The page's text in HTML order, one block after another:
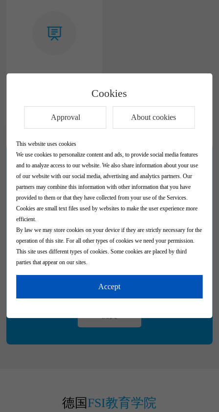
程，最优的教学课件
在线留言
欢迎联系我们。
德国 FSI教育学院
Cookies
Approval About cookies
This website uses cookies
We use cookies to personalize content and ads, to provide social media features
and to analyze access to our website. We also share information about your use
of our website with our social media, advertising and analytics partners. Our
partners may combine this information with other information that you have
provided to them or that they have collected from your use of the Services.
Cookies are small text files used by websites to make the user experience more
efficient.
By law we may store cookies on your device if they are strictly necessary for the
operation of this site. For all other types of cookies we need your permission.
This site uses different types of cookies. Some cookies are placed by third
parties that appear on our sites.
Accept